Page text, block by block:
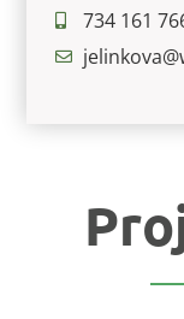
734 161